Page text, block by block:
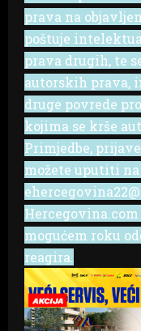
prava na
poštuje
prava drugih, te
autorskih prava,
druge povrede
kojima se krše
Primjedbe,
možete uputiti
mogućem roku
reagira.